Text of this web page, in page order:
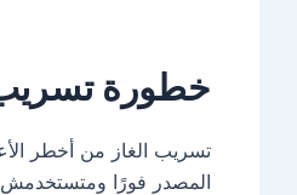
خطورة تسريب
تسريب الغاز من أخطر
المصدر فورًا